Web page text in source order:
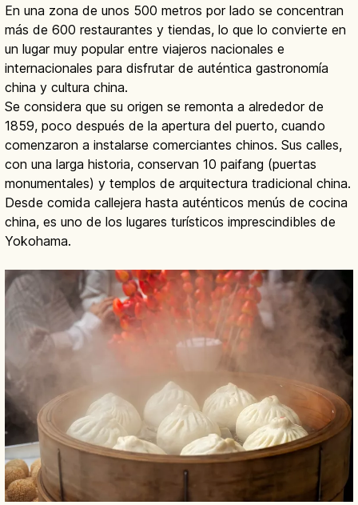
En una zona de unos 500 metros por lado se concentran
más de 600 restaurantes y tiendas, lo que lo convierte en
un lugar muy popular entre viajeros nacionales e
internacionales para disfrutar de auténtica gastronomía
china y cultura china.
Se considera que su origen se remonta a alrededor de
1859, poco después de la apertura del puerto, cuando
comenzaron a instalarse comerciantes chinos. Sus calles,
con una larga historia, conservan 10 paifang (puertas
monumentales) y templos de arquitectura tradicional china.
Desde comida callejera hasta auténticos menús de cocina
china, es uno de los lugares turísticos imprescindibles de
Yokohama.